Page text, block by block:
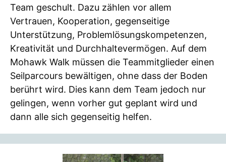
Team geschult. Dazu zählen vor allem
Vertrauen, Kooperation, gegenseitige
Unterstützung, Problemlösungskompetenzen,
Kreativität und Durchhaltevermögen. Auf dem
Mohawk Walk müssen die Teammitglieder einen
Seilparcours bewältigen, ohne dass der Boden
berührt wird. Dies kann dem Team jedoch nur
gelingen, wenn vorher gut geplant wird und
dann alle sich gegenseitig helfen.